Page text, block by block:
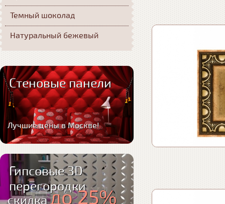
Темный шоколад
Натуральный бежевый
Стеновые панели
Лучшие цены в Москве!
Гипсовые 3D
перегородки
скидкадо 25%